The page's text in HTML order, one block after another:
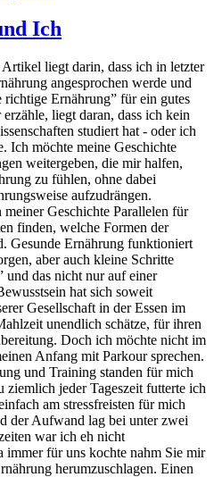
Ich
liegt darin, dass ich in letzter
angesprochen werde und
Ernährung” für ein gutes
liegt daran, dass ich kein
studiert hat - oder ich
Ich möchte meine Geschichte
weitergeben, die mir halfen,
zu fühlen, ohne dabei
aufzudrängen.
Geschichte Parallelen für
finden, welche Formen der
Gesunde Ernährung funktioniert
aber auch kleine Schritte
das nicht nur auf einer
hat sich soweit
Gesellschaft in der Essen im
unendlich schätze, für ihren
Doch ich möchte nicht im
Anfang mit Parkour sprechen.
und Training standen für mich
jeder Tageszeit futterte ich
am stressfreisten für mich
der Aufwand lag bei unter zwei
war ich eh nicht
für uns kochte nahm Sie mir
herumzuschlagen. Einen